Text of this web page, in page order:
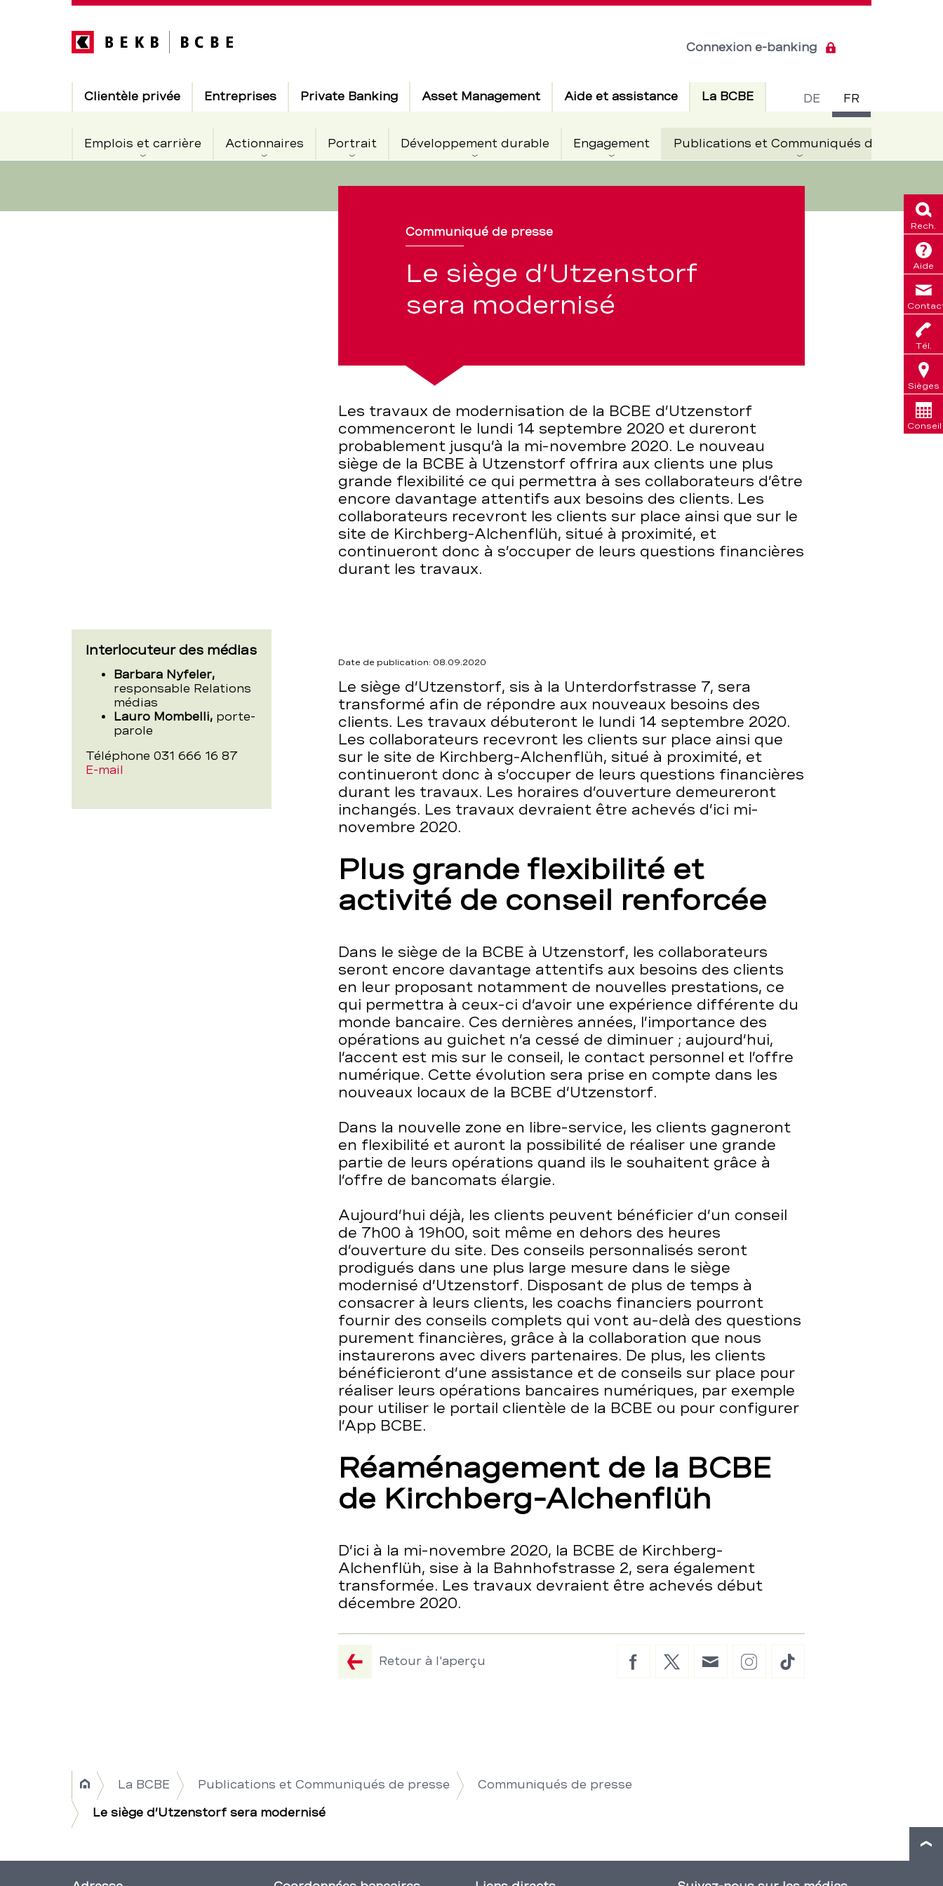
de
langue
DE FR
Connexion e-banking
Hauptnavigation
Clientèle privée Entreprises Private Banking Asset Management Aide et assistance La BCBEActif
Emplois et carrière Actionnaires Portrait Développement durable Engagement Publications et Communiqués de presse
de
Rech.
Aide
Tél.
Sièges
Conseil
Communiqué de presse
Le siège d’Utzenstorf
sera modernisé
Les travaux de modernisation de la BCBE d’Utzenstorf
commenceront le lundi 14 septembre 2020 et dureront
probablement jusqu’à la mi-novembre 2020. Le nouveau
siège de la BCBE à Utzenstorf offrira aux clients une plus
grande flexibilité ce qui permettra à ses collaborateurs d’être
encore davantage attentifs aux besoins des clients. Les
collaborateurs recevront les clients sur place ainsi que sur le
site de Kirchberg-Alchenflüh, situé à proximité, et
continueront donc à s’occuper de leurs questions financières
durant les travaux.
Interlocuteur des médias
Barbara Nyfeler,
responsable Relations
médias
Lauro Mombelli, porte-
parole
Téléphone 031 666 16 87
E-mail
Date de publication: 08.09.2020
Le siège d’Utzenstorf, sis à la Unterdorfstrasse 7, sera
transformé afin de répondre aux nouveaux besoins des
clients. Les travaux débuteront le lundi 14 septembre 2020.
Les collaborateurs recevront les clients sur place ainsi que
sur le site de Kirchberg-Alchenflüh, situé à proximité, et
continueront donc à s’occuper de leurs questions financières
durant les travaux. Les horaires d’ouverture demeureront
inchangés. Les travaux devraient être achevés d’ici mi-
novembre 2020.
Plus grande flexibilité et
activité de conseil renforcée
Dans le siège de la BCBE à Utzenstorf, les collaborateurs
seront encore davantage attentifs aux besoins des clients
en leur proposant notamment de nouvelles prestations, ce
qui permettra à ceux-ci d’avoir une expérience différente du
monde bancaire. Ces dernières années, l’importance des
opérations au guichet n’a cessé de diminuer ; aujourd’hui,
l’accent est mis sur le conseil, le contact personnel et l’offre
numérique. Cette évolution sera prise en compte dans les
nouveaux locaux de la BCBE d’Utzenstorf.
Dans la nouvelle zone en libre-service, les clients gagneront
en flexibilité et auront la possibilité de réaliser une grande
partie de leurs opérations quand ils le souhaitent grâce à
l’offre de bancomats élargie.
Aujourd’hui déjà, les clients peuvent bénéficier d’un conseil
de 7h00 à 19h00, soit même en dehors des heures
d’ouverture du site. Des conseils personnalisés seront
prodigués dans une plus large mesure dans le siège
modernisé d’Utzenstorf. Disposant de plus de temps à
consacrer à leurs clients, les coachs financiers pourront
fournir des conseils complets qui vont au-delà des questions
purement financières, grâce à la collaboration que nous
instaurerons avec divers partenaires. De plus, les clients
bénéficieront d’une assistance et de conseils sur place pour
réaliser leurs opérations bancaires numériques, par exemple
pour utiliser le portail clientèle de la BCBE ou pour configurer
l’App BCBE.
Réaménagement de la BCBE
de Kirchberg-Alchenflüh
D’ici à la mi-novembre 2020, la BCBE de Kirchberg-
Alchenflüh, sise à la Bahnhofstrasse 2, sera également
transformée. Les travaux devraient être achevés début
décembre 2020.
Retour à l'aperçu FacebookTwitter
E-
InstagramTikTok
Breadcrumb
Navigation
Title
Home
La BCBE Publications et Communiqués de presse Communiqués de presse
Le siège d’Utzenstorf sera modernisé